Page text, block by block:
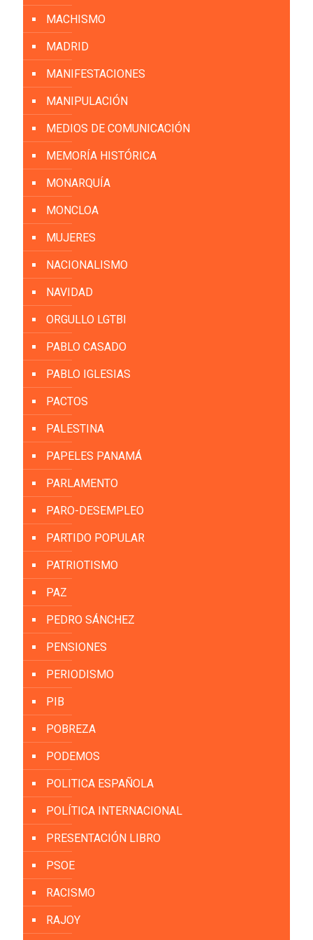
MACHISMO
MADRID
MANIFESTACIONES
MANIPULACIÓN
MEDIOS DE COMUNICACIÓN
MEMORÍA HISTÓRICA
MONARQUÍA
MONCLOA
MUJERES
NACIONALISMO
NAVIDAD
ORGULLO LGTBI
PABLO CASADO
PABLO IGLESIAS
PACTOS
PALESTINA
PAPELES PANAMÁ
PARLAMENTO
PARO-DESEMPLEO
PARTIDO POPULAR
PATRIOTISMO
PAZ
PEDRO SÁNCHEZ
PENSIONES
PERIODISMO
PIB
POBREZA
PODEMOS
POLITICA ESPAÑOLA
POLÍTICA INTERNACIONAL
PRESENTACIÓN LIBRO
PSOE
RACISMO
RAJOY